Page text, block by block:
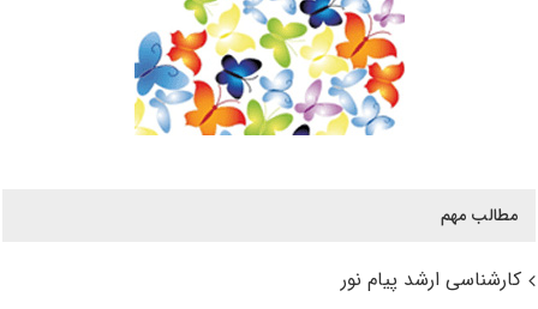
مطالب مهم
کارشناسی ارشد پیام نور